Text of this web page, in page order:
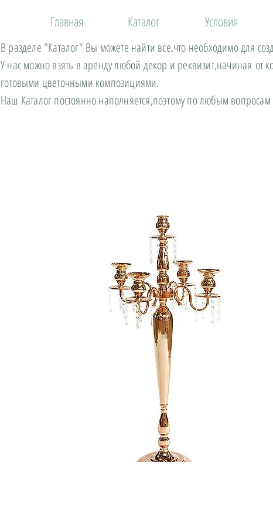
Главная Каталог Условия
В разделе "Каталог" Вы можете найти все,что необходимо для
У нас можно взять в аренду любой декор и реквизит,начиная от
готовыми цветочными композициями.
Наш Каталог постоянно наполняется,поэтому по любым